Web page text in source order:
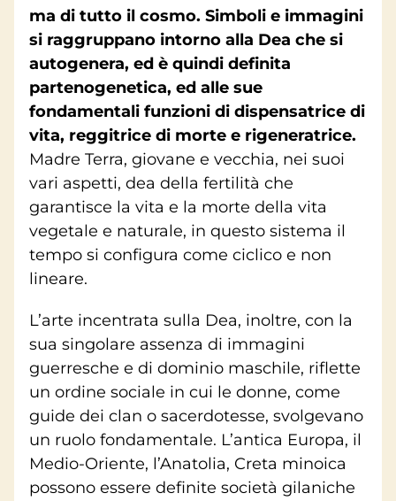
ma di tutto il cosmo. Simboli e immagini
si raggruppano intorno alla Dea che si
autogenera, ed è quindi definita
partenogenetica, ed alle sue
fondamentali funzioni di dispensatrice di
vita, reggitrice di morte e rigeneratrice.
Madre Terra, giovane e vecchia, nei suoi
vari aspetti, dea della fertilità che
garantisce la vita e la morte della vita
vegetale e naturale, in questo sistema il
tempo si configura come ciclico e non
lineare.
L’arte incentrata sulla Dea, inoltre, con la
sua singolare assenza di immagini
guerresche e di dominio maschile, riflette
un ordine sociale in cui le donne, come
guide dei clan o sacerdotesse, svolgevano
un ruolo fondamentale. L’antica Europa, il
Medio-Oriente, l’Anatolia, Creta minoica
possono essere definite società gilaniche